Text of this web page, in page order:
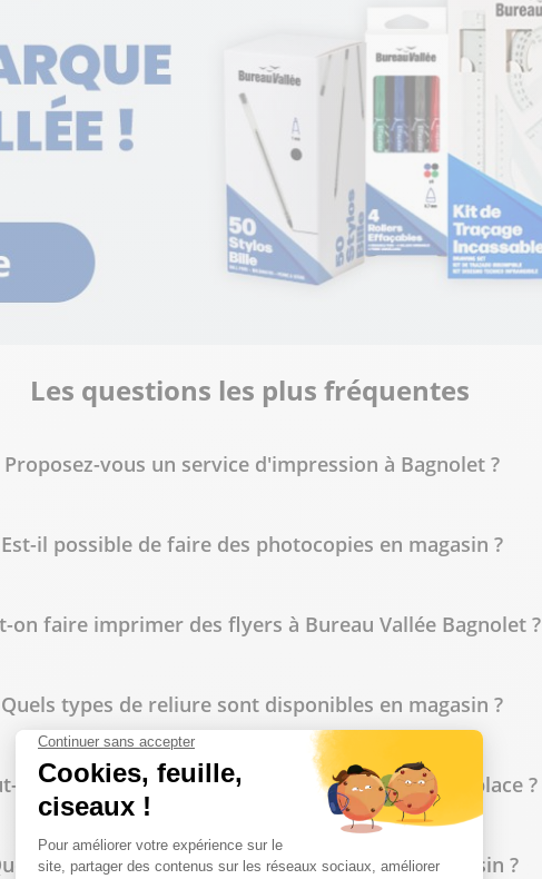
Les questions les plus fréquentes
Proposez-vous un service d'impression à Bagnolet ?
Est-il possible de faire des photocopies en magasin ?
on faire imprimer des flyers à Bureau Vallée Bagnolet ?
Quels types de reliure sont disponibles en magasin ?
on commander des tampons personnalisés sur place ?
fournitures de bureau trouve-t-on en magasin ?